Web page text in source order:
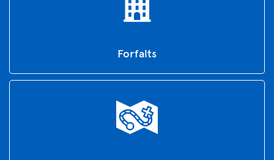
Forfaits